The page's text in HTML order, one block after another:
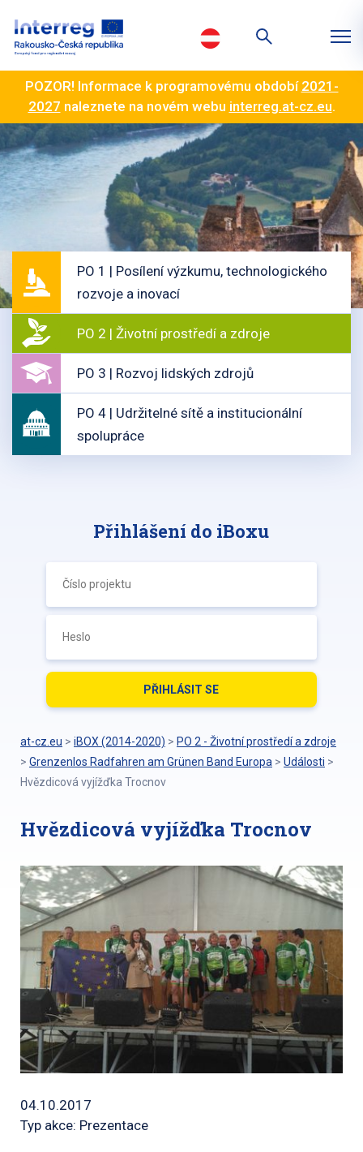
POZOR! Informace k programovému období 2021-
2027 naleznete na novém webu interreg.at-cz.eu.
PO 1 | Posílení výzkumu, technologického
rozvoje a inovací
PO 2 | Životní prostředí a zdroje
PO 3 | Rozvoj lidských zdrojů
PO 4 | Udržitelné sítě a institucionální
spolupráce
Přihlášení do iBoxu
at-cz.eu > iBOX (2014-2020) > PO 2 - Životní prostředí a zdroje
> Grenzenlos Radfahren am Grünen Band Europa > Události >
Hvězdicová vyjížďka Trocnov
Hvězdicová vyjížďka Trocnov
04.10.2017
Typ akce: Prezentace